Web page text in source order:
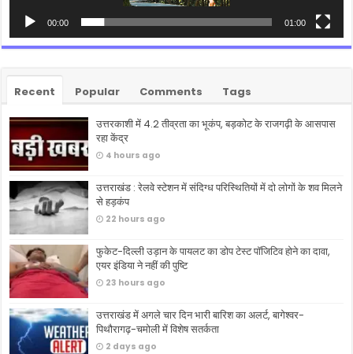
00:00 01:00
Recent Popular Comments Tags
उत्तरकाशी में 4.2 तीव्रता का भूकंप, बड़कोट के राजगढ़ी के आसपास
रहा केंद्र
4 hours ago
उत्तराखंड : रेलवे स्टेशन में संदिग्ध परिस्थितियों में दो लोगों के शव मिलने
से हड़कंप
22 hours ago
फुकेट-दिल्ली उड़ान के पायलट का डोप टेस्ट पॉजिटिव होने का दावा,
एयर इंडिया ने नहीं की पुष्टि
23 hours ago
उत्तराखंड में अगले चार दिन भारी बारिश का अलर्ट, बागेश्वर-
पिथौरागढ़-चमोली में विशेष सतर्कता
2 days ago